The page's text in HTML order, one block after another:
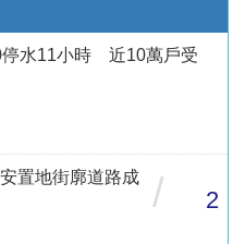
停水11小時 近10萬戶受
置地街廓道路成
/ 2